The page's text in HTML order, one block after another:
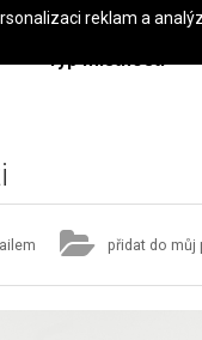
Typ místnosti
přidat do můj
reklam a